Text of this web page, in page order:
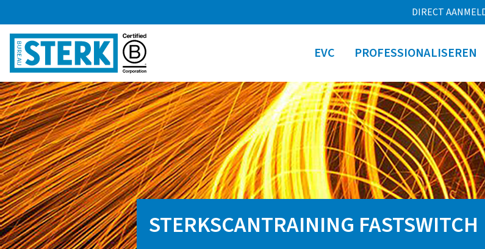
DIRECT
EVC PROFESSIONALISEREN
STERKSCANTRAINING FASTSWITCH